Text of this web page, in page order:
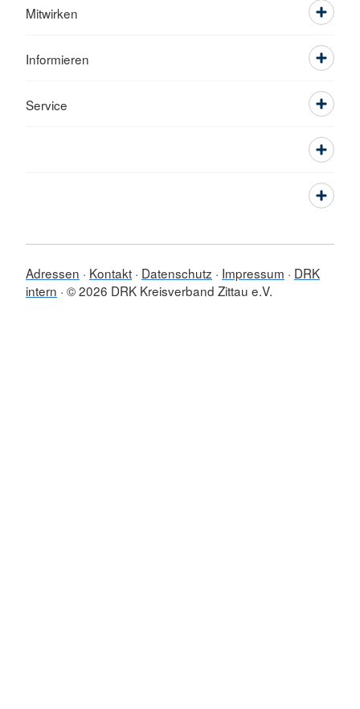
Mitwirken
Informieren
Service
Adressen Kontakt Datenschutz Impressum
DRK
intern © 2026 DRK Kreisverband Zittau e.V.